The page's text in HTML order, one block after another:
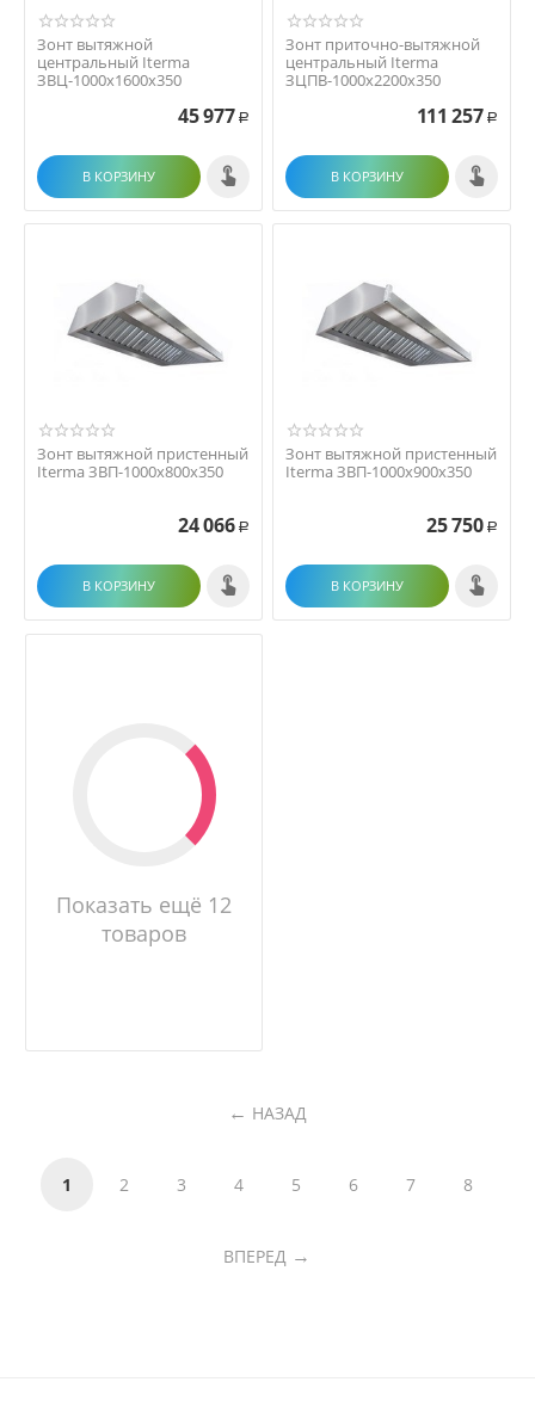
Зонт вытяжной
центральный Iterma
ЗВЦ-1000х1600х350
45 977 Р
В КОРЗИНУ
Зонт приточно-вытяжной
центральный Iterma
ЗЦПВ-1000х2200х350
111 257 Р
В КОРЗИНУ
Зонт вытяжной пристенный
Iterma ЗВП-1000х800х350
24 066 Р
В КОРЗИНУ
Зонт вытяжной пристенный
Iterma ЗВП-1000х900х350
25 750 Р
В КОРЗИНУ
Показать ещё 12
товаров
НАЗАД
1 2 3 4 5 6 7 8
ВПЕРЕД